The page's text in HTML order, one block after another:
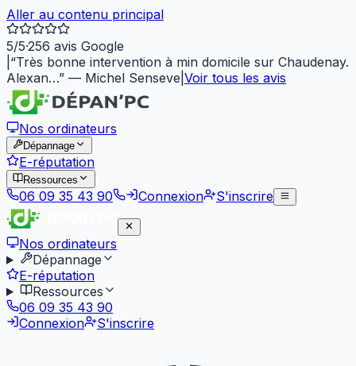
Aller au contenu principal
5/5·256 avis Google
“Très bonne intervention à min domicile sur Chaudenay.
Alexan…” — Michel Senseve Voir tous les avis
Nos ordinateurs
Dépannage
E-réputation
Ressources
06 09 35 43 90 Connexion S'inscrire
Nos ordinateurs
Dépannage
E-réputation
Ressources
06 09 35 43 90
Connexion
S'inscrire